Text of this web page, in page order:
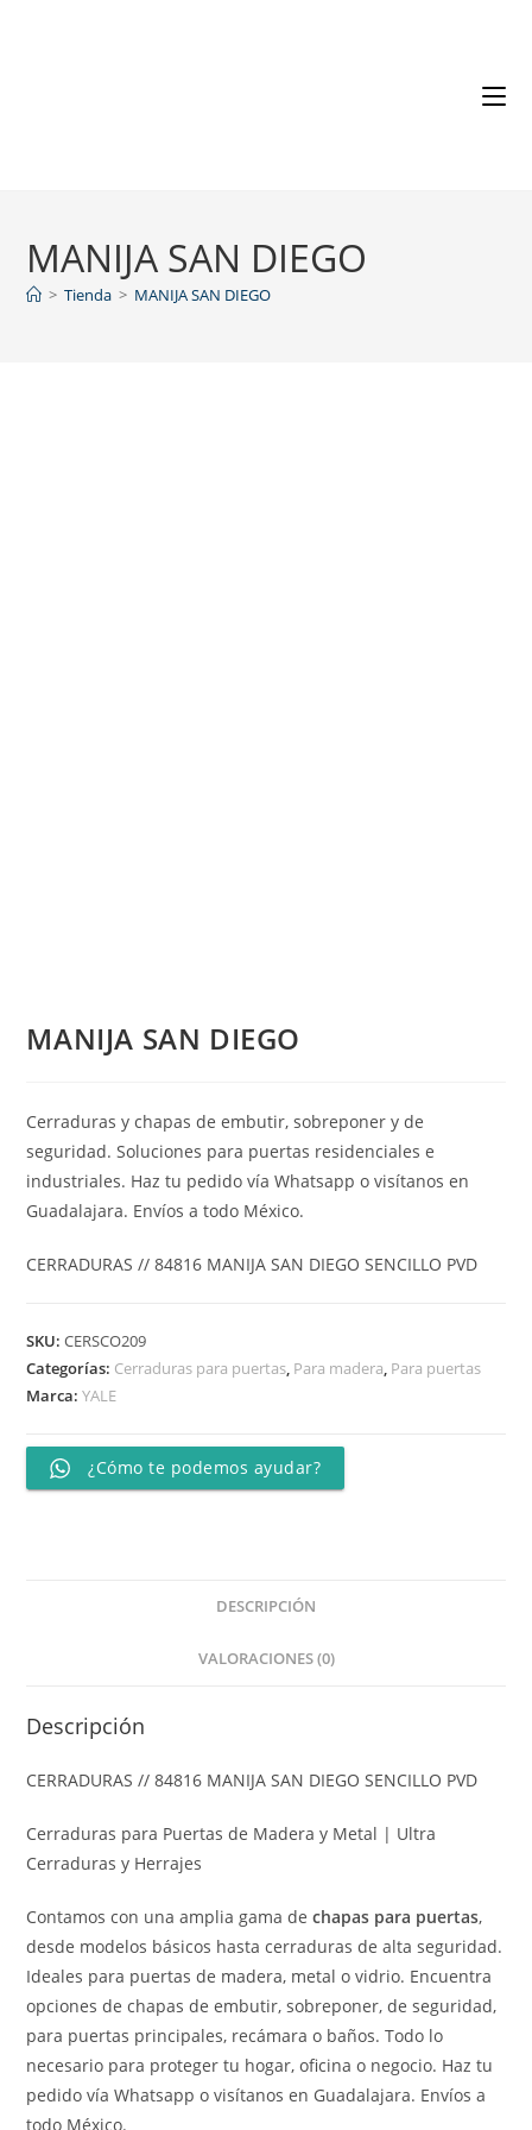
MANIJA SAN DIEGO
> Tienda > MANIJA SAN DIEGO
MANIJA SAN DIEGO
Cerraduras y chapas de embutir, sobreponer y de
seguridad. Soluciones para puertas residenciales e
industriales. Haz tu pedido vía Whatsapp o visítanos en
Guadalajara. Envíos a todo México.
CERRADURAS // 84816 MANIJA SAN DIEGO SENCILLO PVD
SKU:CERSCO209
Categorías: Cerraduras para puertas, Para madera, Para puertas
Marca:YALE
¿Cómo te podemos ayudar?
DESCRIPCIÓN
VALORACIONES (0)
Descripción
CERRADURAS // 84816 MANIJA SAN DIEGO SENCILLO PVD
Cerraduras para Puertas de Madera y Metal | Ultra
Cerraduras y Herrajes
Contamos con una amplia gama dechapas para puertas,
desde modelos básicos hasta cerraduras de alta seguridad.
Ideales para puertas de madera, metal o vidrio. Encuentra
opciones de chapas de embutir, sobreponer, de seguridad,
para puertas principales, recámara o baños. Todo lo
necesario para proteger tu hogar, oficina o negocio. Haz tu
pedido vía Whatsapp o visítanos en Guadalajara. Envíos a
todo México.